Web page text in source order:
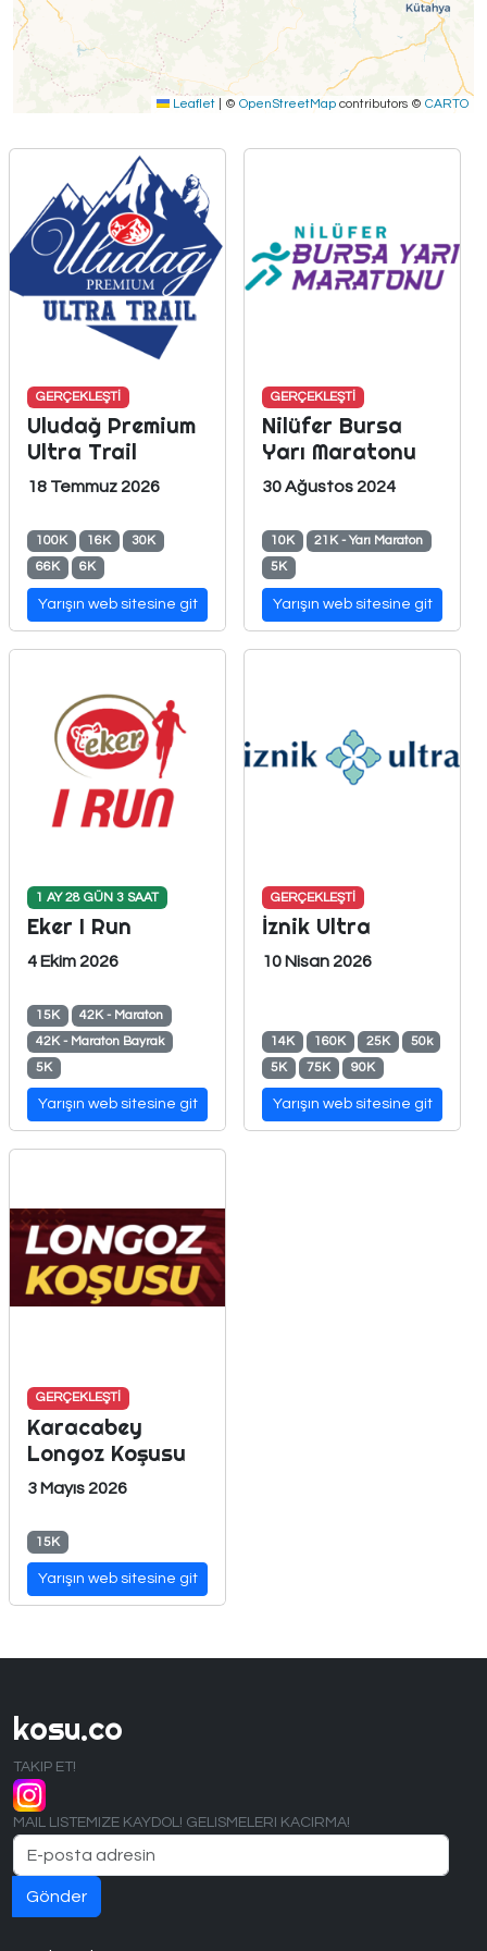
Leaflet © OpenStreetMap contributors © CARTO
GERÇEKLEŞTİ
Uludağ Premium
Ultra Trail
18 Temmuz 2026
100K 16K
30K
66K
6K
Yarışın web sitesine git
GERÇEKLEŞTİ
Nilüfer Bursa
Yarı Maratonu
30 Ağustos 2024
10K
21K - Yarı Maraton
5K
Yarışın web sitesine git
1 AY 28 GÜN 3 SAAT
Eker I Run
4 Ekim 2026
15K
42K - Maraton
42K - Maraton Bayrak
5K
Yarışın web sitesine git
GERÇEKLEŞTİ
İznik Ultra
10 Nisan 2026
14K 160K 25K
50k
5K
75K 90K
Yarışın web sitesine git
GERÇEKLEŞTİ
Karacabey
Longoz Koşusu
3 Mayıs 2026
15K
Yarışın web sitesine git
kosu.co
TAKIP ET!
MAIL LISTEMIZE KAYDOL! GELISMELERI KACIRMA!